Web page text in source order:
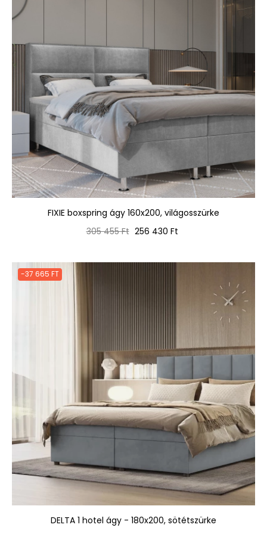
FIXIE boxspring ágy 160x200, világosszürke
Normál
305 455 Ft Ár
256 430 Ft
-37 665 FT
DELTA 1 hotel ágy - 180x200, sötétszürke